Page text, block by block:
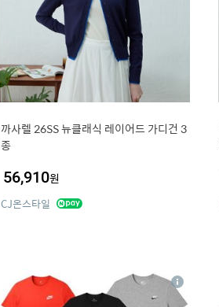
까사렐 26SS 뉴클래식 레이어드 가디건 3
종
56,910원
CJ온스타일
10
상
세